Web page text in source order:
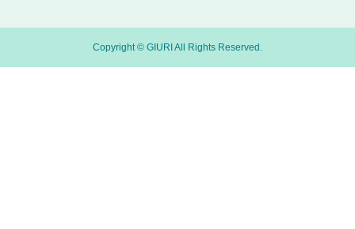
Copyright © GIURI All Rights Reserved.